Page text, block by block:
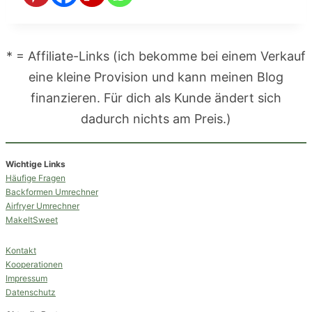
* = Affiliate-Links (ich bekomme bei einem Verkauf
eine kleine Provision und kann meinen Blog
finanzieren. Für dich als Kunde ändert sich
dadurch nichts am Preis.)
Wichtige Links
Häufige Fragen
Backformen Umrechner
Airfryer Umrechner
MakeItSweet
Kontakt
Kooperationen
Impressum
Datenschutz